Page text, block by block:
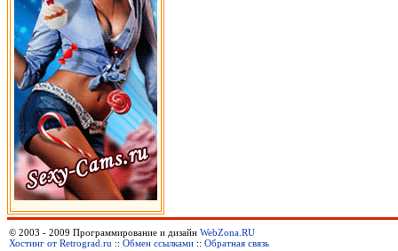
© 2003 - 2009 Программирование и дизайн WebZona.RU
Хостинг от Retrograd.ru :: Обмен ссылками :: Обратная связь